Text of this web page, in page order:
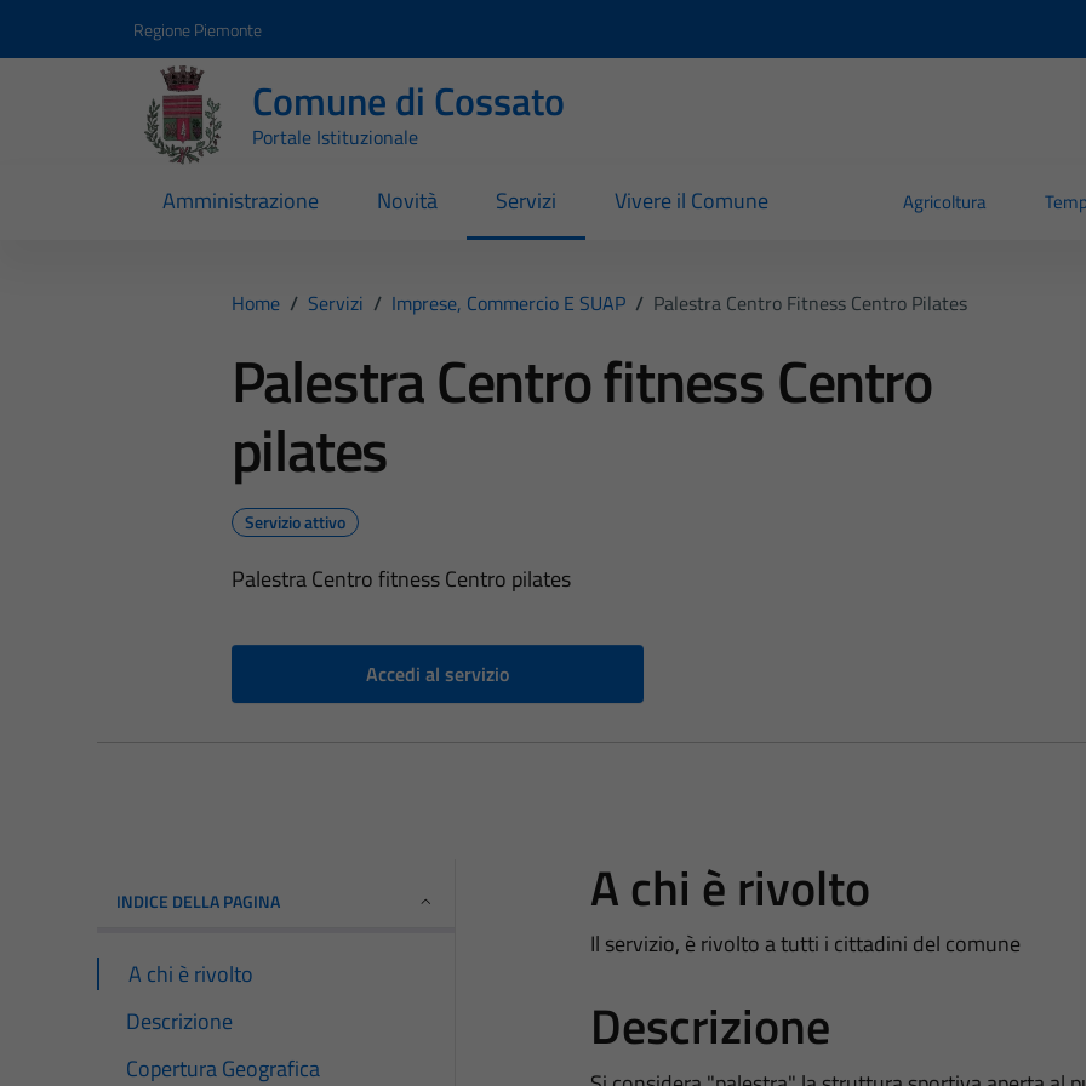
Regione Piemonte
Comune di Cossato
Portale Istituzionale
Amministrazione Novità Servizi Vivere il Comune Agricoltura
Home / Servizi / Imprese, Commercio E SUAP / Palestra Centro Fitness Centro Pilates
Palestra Centro fitness Centro
pilates
Servizio attivo
Palestra Centro fitness Centro pilates
Accedi al servizio
INDICE DELLA PAGINA
A chi è rivolto
Descrizione
Copertura Geografica
A chi è rivolto
Il servizio, è rivolto a tutti i cittadini del comune
Descrizione